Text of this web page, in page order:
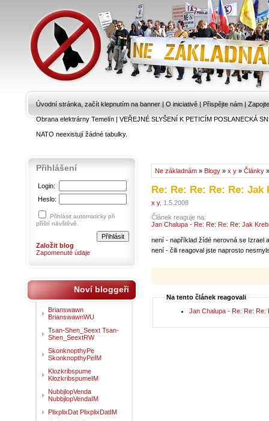
Úvodní stránka, začít klepnutím na banner | O iniciativě | Přispějte nám |
Obrana elektrárny Temelín|VEŘEJNÉ SLYŠENÍ K PETICÍM POSLANECKÁ
NATO neexistují žádné tabulky.
Ne základnám » Blogy » x y » Články
Re: Re: Re: Re: Re:
x y, 1.5.2008
Článek reaguje na:
Jan Chalupa - Re: Re: Re: Re: Jak
není - například žídé nerovná se Izrael
není - čili reagoval jste naprosto
Na tento článek reagovali
Jan Chalupa - Re: Re: Re:
Přihlášení
Login:
Heslo:
Přihlásit automaticky při
příští návštěvě.
Založit blog
Zapomenuté údaje
Noví bloggeři
Brianswawn
BrianswawnWU
Tsan-Shen_Seext Tsan-
Shen_SeextRW
SkonknopthyPe
SkonknopthyPeIM
Klozkribspume
KlozkribspumeIM
NubbjlopVenda
NubbjlopVendaIM
PlixplixDat PlixplixDatIM